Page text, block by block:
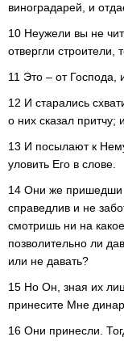
виноградарей, и
10 Неужели вы не
отвергли строители,
11 Это – от Господа,
12 И старались
о них сказал притчу;
13 И посылают к
уловить Его в слове.
14 Они же пришедши
справедлив и не
смотришь ни на
позволительно ли
или не давать?
15 Но Он, зная их
принесите Мне
16 Они принесли.